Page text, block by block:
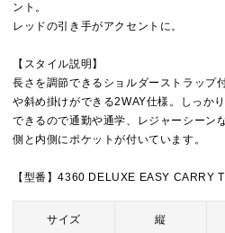
ント。
レッドの引き手がアクセントに。
【スタイル説明】
長さを調節できるショルダーストラップ
や斜め掛けができる2WAY仕様。しっか
できるので通勤や通学、レジャーシーン
側と内側にポケットが付いています。
【型番】4360 DELUXE EASY CARRY
サイズ 縦